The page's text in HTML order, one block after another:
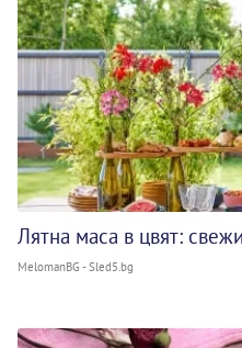
Лятна маса в цвят:
MelomanBG - Sled5.bg